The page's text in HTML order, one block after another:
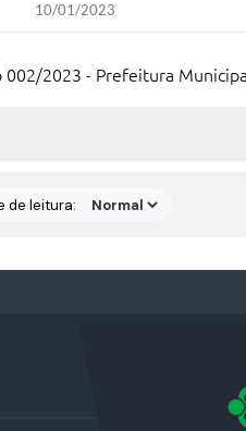
10/01/2023
002/2023 - Prefeitura
de leitura: